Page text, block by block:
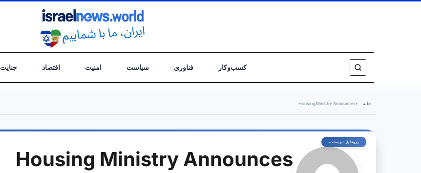
کسب‌وکار فناوری سیاست امنیت اقتصاد جنایت
خانه •
Housing Ministry Announces
Housing Ministry Announces